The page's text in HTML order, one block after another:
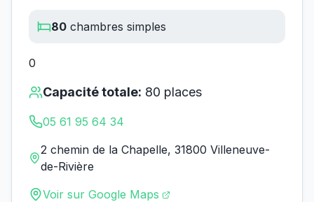
80 chambres simples
0
Capacité totale: 80 places
05 61 95 64 34
2 chemin de la Chapelle, 31800 Villeneuve-
de-Rivière
Voir sur Google Maps